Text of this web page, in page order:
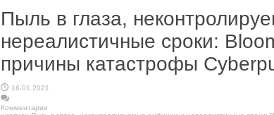
Пыль в глаза,
нереалистичные сроки:
причины катастрофы
16.01.2021
Комментарии